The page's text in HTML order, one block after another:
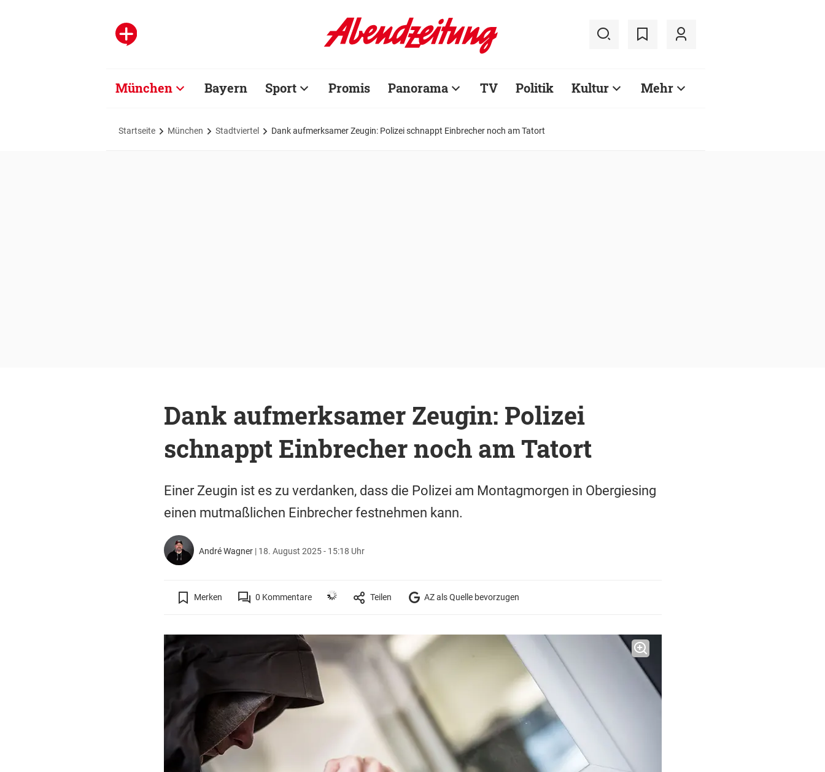
München Bayern Sport Promis Panorama TV Politik Kultur Mehr
Startseite München Stadtviertel Dank aufmerksamer Zeugin: Polizei schnappt Einbrecher noch am Tatort
Dank aufmerksamer Zeugin: Polizei
schnappt Einbrecher noch am Tatort
Einer Zeugin ist es zu verdanken, dass die Polizei am Montagmorgen in Obergiesing
einen mutmaßlichen Einbrecher festnehmen kann.
André Wagner | 18. August 2025 - 15:18 Uhr
Merken 0 Kommentare Teilen AZ als Quelle bevorzugen